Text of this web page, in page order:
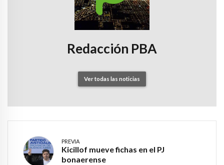
Redacción PBA
Ver todas las noticias
PREVIA
Kicillof mueve fichas en el PJ
bonaerense